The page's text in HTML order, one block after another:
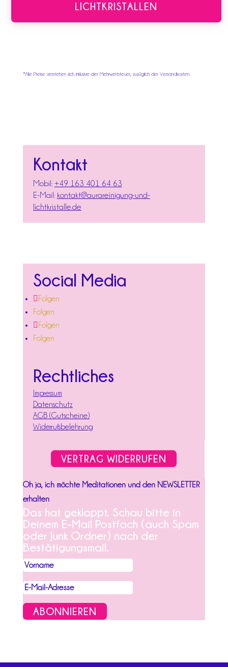
LICHTKRISTALLEN
*Alle Preise verstehen sich inklusive der Mehrwertsteuer, zuzüglich der Versandkosten.
Kontakt
Mobil: +49 163 401 64 63
E-Mail: kontakt@aurareinigung-und-
lichtkristalle.de
Social Media
Folgen
Folgen
Folgen
Folgen
Rechtliches
Impressum
Datenschutz
AGB (Gutscheine)
Widerrufsbelehrung
VERTRAG WIDERRUFEN
Oh ja, ich möchte Meditationen und den NEWSLETTER
erhalten
Das hat geklappt. Schau bitte in
Deinem E-Mail Postfach (auch Spam
oder Junk Ordner) nach der
Bestätigungsmail.
ABONNIEREN